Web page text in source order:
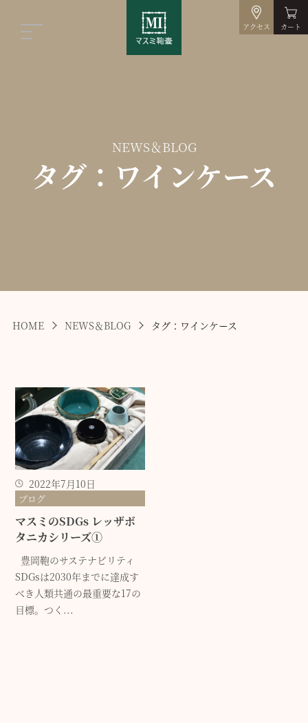
アクセス カート
NEWS＆BLOG
タグ：ワインケース
HOME NEWS＆BLOG タグ：ワインケース
2022年7月10日
ブログ
マスミのSDGs レッザボ
タニカシリーズ①
豊岡鞄のサステナビリティ
SDGsは2030年までに達成す
べき人類共通の最重要な17の
目標。つく...